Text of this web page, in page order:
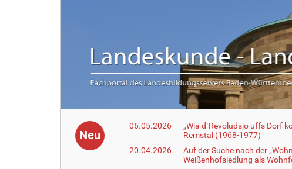
Neu
06.05.2026
„Wia d´Revoludsjo uffs Dorf
Remstal (1968-1977)
20.04.2026
Auf der Suche nach der
Weißenhofsiedlung als